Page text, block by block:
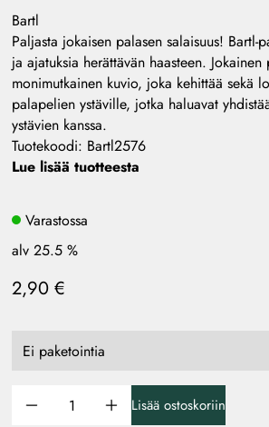
Bartl
Paljasta jokaisen palasen salaisuus!
ja ajatuksia herättävän haasteen.
monimutkainen kuvio, joka kehittää sekä
palapelien ystäville, jotka haluavat
ystävien kanssa.
Tuotekoodi: Bartl2576
Lue lisää tuotteesta
Varastossa
alv 25.5 %
2,90 €
Lisää ostoskoriin